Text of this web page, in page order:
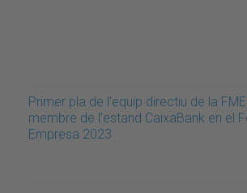
Primer pla de l'equip directiu de la
membre de l'estand CaixaBank en el
Empresa 2023